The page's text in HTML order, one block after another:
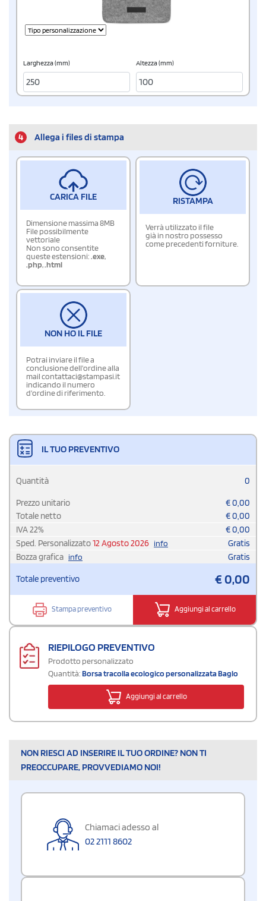
Larghezza (mm) Altezza (mm)
4 Allega i files di stampa
CARICA FILE
Dimensione massima 8MB
File possibilmente
vettoriale
Non sono consentite
queste estensioni:.exe,
.php,.html
RISTAMPA
Verrà utilizzato il file
già in nostro possesso
come precedenti forniture.
NON HO IL FILE
Potrai inviare il file a
conclusione dell'ordine alla
mail contattaci@stampasi.it
indicando il numero
d'ordine di riferimento.
IL TUO PREVENTIVO
Quantità 0
Prezzo unitario €0,00
Totale netto
€0,00
IVA22% €0,00
Sped. Personalizzato12 Agosto 2026 info
Gratis
Bozza grafica info Gratis
Totale preventivo €0,00
Stampa preventivo Aggiungi al carrello
RIEPILOGO PREVENTIVO
Prodotto personalizzato
Quantità:Borsa tracolla ecologico personalizzata Baglo
Aggiungi al carrello
NON RIESCI AD INSERIRE IL TUO ORDINE? NON TI
PREOCCUPARE, PROVVEDIAMO NOI!
Chiamaci adesso al
02 2111 8602